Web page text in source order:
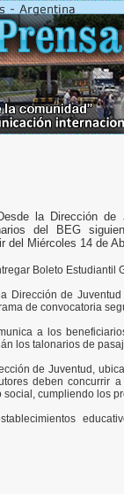
la Dirección
del BEG
Miércoles 14 de
Boleto Estudiantil
Dirección de
de convocatoria
a los
los talonarios de
de Juventud,
deben concurrir
cumpliendo los